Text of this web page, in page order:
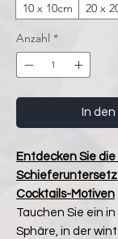
10 x 10cm 20 x
Anzahl *
In
Entdecken Sie
Cocktails-Motiven
Tauchen Sie ein
Sphäre, in der